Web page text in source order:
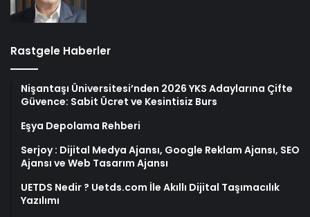
Rastgele Haberler
Nişantaşı Üniversitesi’nden 2026 YKS Adaylarına Çifte
Güvence: Sabit Ücret ve Kesintisiz Burs
Eşya Depolama Rehberi
Serjoy : Dijital Medya Ajansı, Google Reklam Ajansı, SEO
Ajansı ve Web Tasarım Ajansı
UETDS Nedir ? Uetds.com İle Akıllı Dijital Taşımacılık
Yazılımı